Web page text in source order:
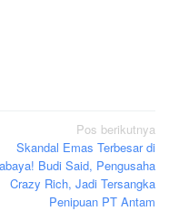
Pos berikutnya
Skandal Emas Terbesar di
Budi Said, Pengusaha
Crazy Rich, Jadi Tersangka
Penipuan PT Antam